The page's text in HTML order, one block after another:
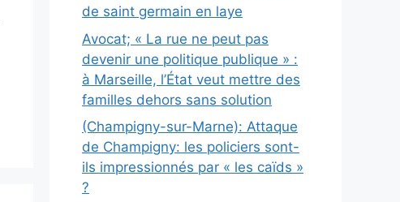
de saint germain en laye
Avocat; « La rue ne peut pas
devenir une politique publique » :
à Marseille, l’État veut mettre des
familles dehors sans solution
(Champigny-sur-Marne): Attaque
de Champigny: les policiers sont-
ils impressionnés par « les caïds »
?